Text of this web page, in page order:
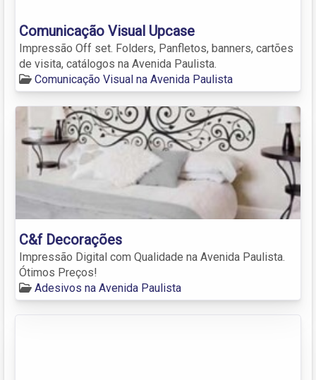
Comunicação Visual Upcase
Impressão Off set. Folders, Panfletos, banners, cartões
de visita, catálogos na Avenida Paulista.
Comunicação Visual na Avenida Paulista
C&f Decorações
Impressão Digital com Qualidade na Avenida Paulista.
Ótimos Preços!
Adesivos na Avenida Paulista